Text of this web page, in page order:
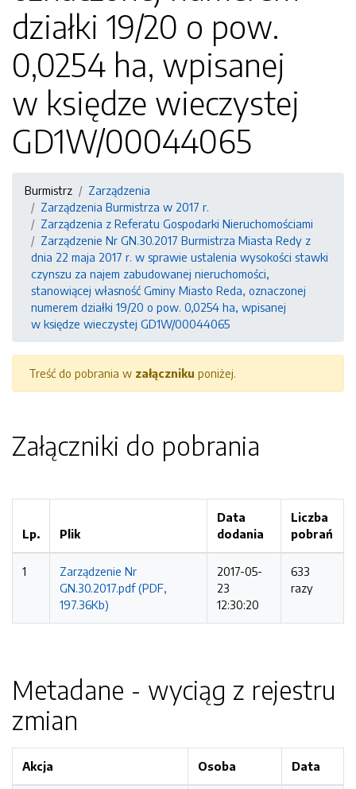
działki 19/20 o pow.
0,0254 ha, wpisanej
w księdze wieczystej
GD1W/00044065
Burmistrz
Zarządzenia
Zarządzenia Burmistrza w 2017 r.
Zarządzenia z Referatu Gospodarki Nieruchomościami
Zarządzenie Nr GN.30.2017 Burmistrza Miasta Redy z
dnia 22 maja 2017 r. w sprawie ustalenia wysokości stawki
czynszu za najem zabudowanej nieruchomości,
stanowiącej własność Gminy Miasto Reda, oznaczonej
numerem działki 19/20 o pow. 0,0254 ha, wpisanej
w księdze wieczystej GD1W/00044065
Treść do pobrania w załączniku poniżej.
Załączniki do pobrania
Lp. Plik
Data
dodania
Liczba
pobrań
1
Zarządzenie Nr
GN.30.2017.pdf (PDF,
197.36Kb)
2017-05-
23
12:30:20
633
razy
Metadane - wyciąg z rejestru
zmian
Akcja Osoba Data